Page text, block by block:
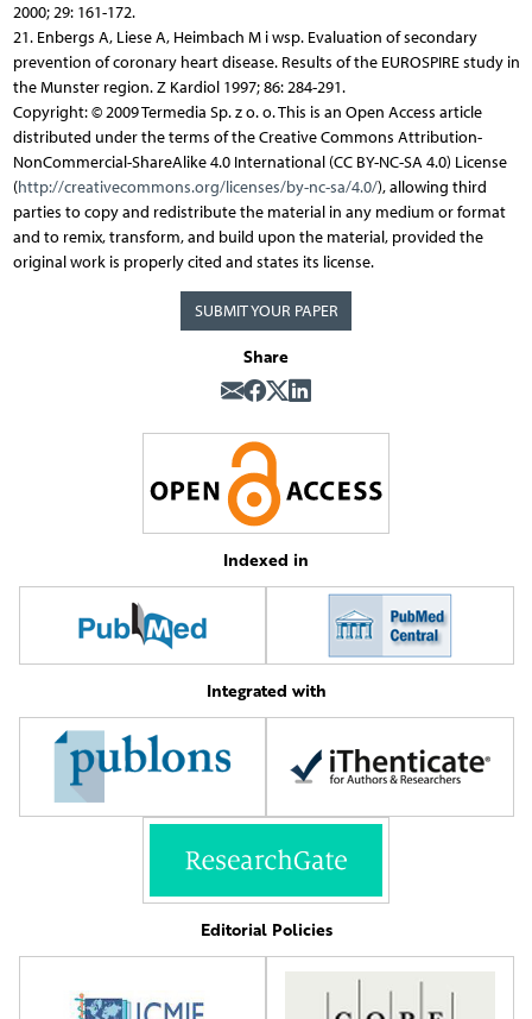
2000; 29: 161-172.
21. Enbergs A, Liese A, Heimbach M i wsp. Evaluation of secondary
prevention of coronary heart disease. Results of the EUROSPIRE study in
the Munster region. Z Kardiol 1997; 86: 284-291.
Copyright: © 2009 Termedia Sp. z o. o. This is an Open Access article
distributed under the terms of the Creative Commons Attribution-
NonCommercial-ShareAlike 4.0 International (CC BY-NC-SA 4.0) License
(http://creativecommons.org/licenses/by-nc-sa/4.0/), allowing third
parties to copy and redistribute the material in any medium or format
and to remix, transform, and build upon the material, provided the
original work is properly cited and states its license.
SUBMIT YOUR PAPER
Share
Indexed in
Integrated with
Editorial Policies